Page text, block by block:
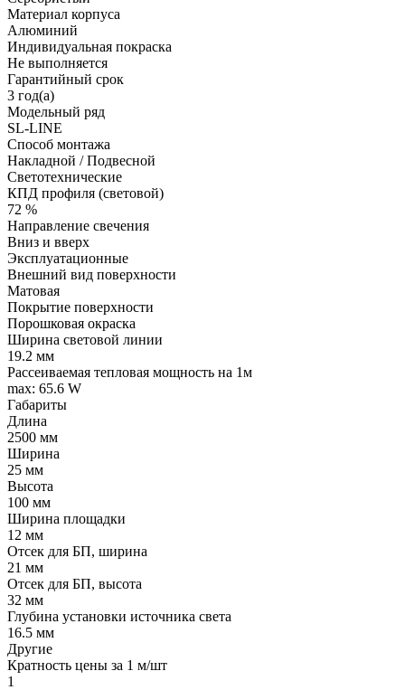
Материал корпуса
Алюминий
Индивидуальная покраска
Не выполняется
Гарантийный срок
3 год(а)
Модельный ряд
SL-LINE
Способ монтажа
Накладной / Подвесной
Светотехнические
КПД профиля (cветовой)
72 %
Направление свечения
Вниз и вверх
Эксплуатационные
Внешний вид поверхности
Матовая
Покрытие поверхности
Порошковая окраска
Ширина световой линии
19.2 мм
Рассеиваемая тепловая мощность на 1м
max: 65.6 W
Габариты
Длина
2500 мм
Ширина
25 мм
Высота
100 мм
Ширина площадки
12 мм
Отсек для БП, ширина
21 мм
Отсек для БП, высота
32 мм
Глубина установки источника света
16.5 мм
Другие
Кратность цены за 1 м/шт
1